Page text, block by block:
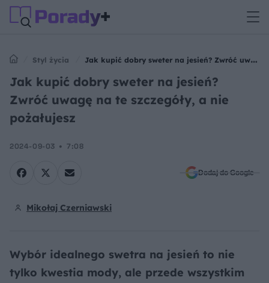
Styl życia
Jak kupić dobry sweter na jesień? Zwróć uwagę
na te szczegóły, a nie pożałujesz
Jak kupić dobry sweter na jesień?
Zwróć uwagę na te szczegóły, a nie
pożałujesz
2024-09-03 7:08
Dodaj do Google
Mikołaj Czerniawski
Wybór idealnego swetra na jesień to nie
tylko kwestia mody, ale przede wszystkim